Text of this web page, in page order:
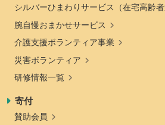
シルバーひまわりサービス（在宅高齢者
腕自慢おまかせサービス
介護支援ボランティア事業
災害ボランティア
研修情報一覧
寄付
賛助会員